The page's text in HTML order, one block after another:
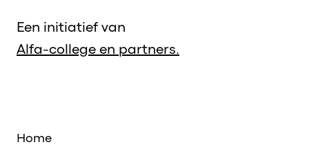
Een initiatief van
Alfa-college en partners.
Home